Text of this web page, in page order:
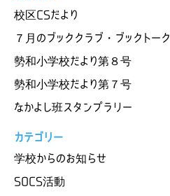
校区CSだより
７月のブッククラブ・ブックトーク
勢和小学校だより第８号
勢和小学校だより第７号
なかよし班スタンプラリー
カテゴリー
学校からのお知らせ
SOCS活動